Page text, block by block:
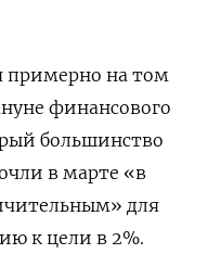
примерно на том
финансового
большинство
в марте «в
для
к цели в 2%.